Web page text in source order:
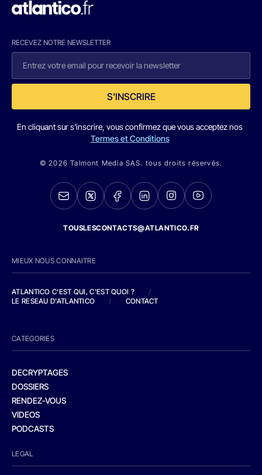
RECEVEZ NOTRE NEWSLETTER
S'INSCRIRE
En cliquant sur s'inscrire, vous confirmez que vous acceptez nos
Termes et Conditions
© 2026 Talmont Media SAS. tous droits réservés.
TOUSLESCONTACTS@ATLANTICO.FR
MIEUX NOUS CONNAITRE
ATLANTICO C'EST QUI, C'EST QUOI ?
/
LE RESEAU D'ATLANTICO
/ CONTACT
CATEGORIES
DECRYPTAGES
DOSSIERS
RENDEZ-VOUS
VIDEOS
PODCASTS
LEGAL